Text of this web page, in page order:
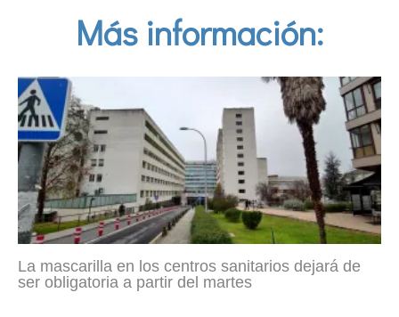
Más información:
La mascarilla en los centros sanitarios dejará de
ser obligatoria a partir del martes